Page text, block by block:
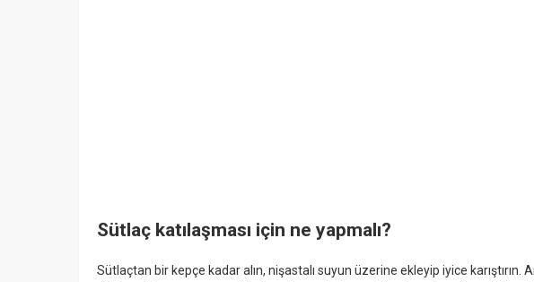
Sütlaç katılaşması için ne yapmalı?
Sütlaçtan bir kepçe kadar alın, nişastalı suyun üzerine ekleyip iyice karıştırın.